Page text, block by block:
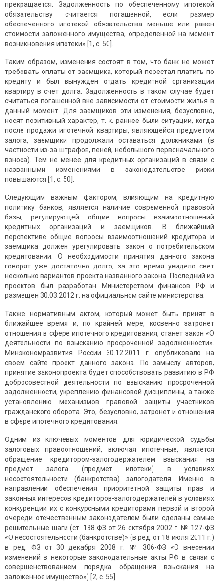
прекращается. Задолженность по обеспеченному ипотекой
обязательству считается погашенной, если размер
обеспеченного ипотекой обязательства меньше или равен
стоимости заложенного имущества, определенной на момент
возникновения ипотеки» [1, с. 50].
Таким образом, изменения состоят в том, что банк не может
требовать оплаты от заемщика, который перестал платить по
кредиту и был вынужден отдать кредитной организации
квартиру в счет долга. Задолженность в таком случае будет
считаться погашенной вне зависимости от стоимости жилья в
данный момент. Для заемщиков эти изменения, безусловно,
носят позитивный характер, т. к. раннее были ситуации, когда
после продажи ипотечной квартиры, являющейся предметом
залога, заемщики продолжали оставаться должниками (в
частности из-за штрафов, пеней, небольшого первоначального
взноса). Тем не менее для кредитных организаций в связи с
названными изменениями в законодательстве риски
повышаются [1, с. 50].
Следующим важным фактором, влияющим на кредитную
политику банков, является наличие современной правовой
базы, регулирующей общие вопросы взаимоотношений
кредитных организаций и заемщиков. В ближайший
перспективе общие вопросы взаимоотношений кредитора и
заемщика должен урегулировать закон о потребительском
кредитовании. О необходимости принятия данного закона
говорят уже достаточно долго, за это время увидело свет
несколько вариантов проекта названного закона. Последний из
проектов был разработан Министерством финансов РФ и
размещен 30.03.2012 г. на официальном сайте министерства.
Также нормативным актом, который может быть принят в
ближайшее время и, по крайней мере, косвенно затронет
отношения в сфере ипотечного кредитования, станет закон «О
деятельности по взысканию просроченной задолженности».
Минэкономразвития России 30.12.2011 г. опубликовало на
своем сайте проект данного закона. По замыслу авторов,
принятие законопроекта будет способствовать развитию в РФ
добросовестной деятельности по взысканию просроченной
задолженности, укреплению финансовой дисциплины, а также
установлению механизмов правовой защиты участников
гражданского оборота. Это, безусловно, затронет и отношения
в сфере ипотечного кредитования.
Одним из ключевых моментов для юридической судьбы
залоговых правоотношений, включая ипотечные, является
обращение кредитором-залогодержателем взыскания на
предмет залога (предмет ипотеки) в условиях
несостоятельности (банкротства) залогодателя. Именно в
направлении обеспечения приоритетной защиты прав и
законных интересов кредиторов-залогодержателей в условиях
конкуренции их с конкурсными кредиторами первой и второй
очереди отечественным законодателем были сделаны самые
решительные шаги (ст. 138 ФЗ от 26 октября 2002 г. № 127-ФЗ
«О несостоятельности (банкротстве)» (в ред. от 18 июля 2011 г.)
в ред. ФЗ от 30 декабря 2008 г. № 306-ФЗ «О внесении
изменений в некоторые законодательные акты РФ в связи с
совершенствованием порядка обращения взыскания на
заложенное имущество») [2, с. 55].